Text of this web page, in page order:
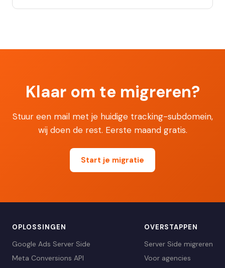
Klaar om te migreren?
Stuur een mail met je huidige tracking-subdomein,
wij doen de rest. Eerste maand gratis.
Start je migratie
OPLOSSINGEN
Google Ads Server Side
Meta Conversions API
OVERSTAPPEN
Server Side migreren
Voor agencies